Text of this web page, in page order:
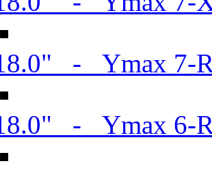
- Ymax 7-
- Ymax 6-